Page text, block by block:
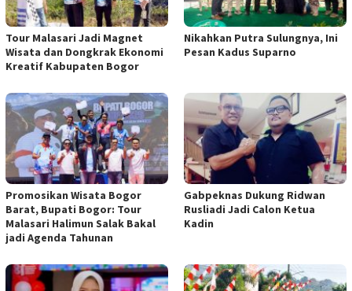
Tour Malasari Jadi Magnet
Wisata dan Dongkrak Ekonomi
Kreatif Kabupaten Bogor
Nikahkan Putra Sulungnya, Ini
Pesan Kadus Suparno
Promosikan Wisata Bogor
Barat, Bupati Bogor: Tour
Malasari Halimun Salak Bakal
jadi Agenda Tahunan
Gabpeknas Dukung Ridwan
Rusliadi Jadi Calon Ketua
Kadin